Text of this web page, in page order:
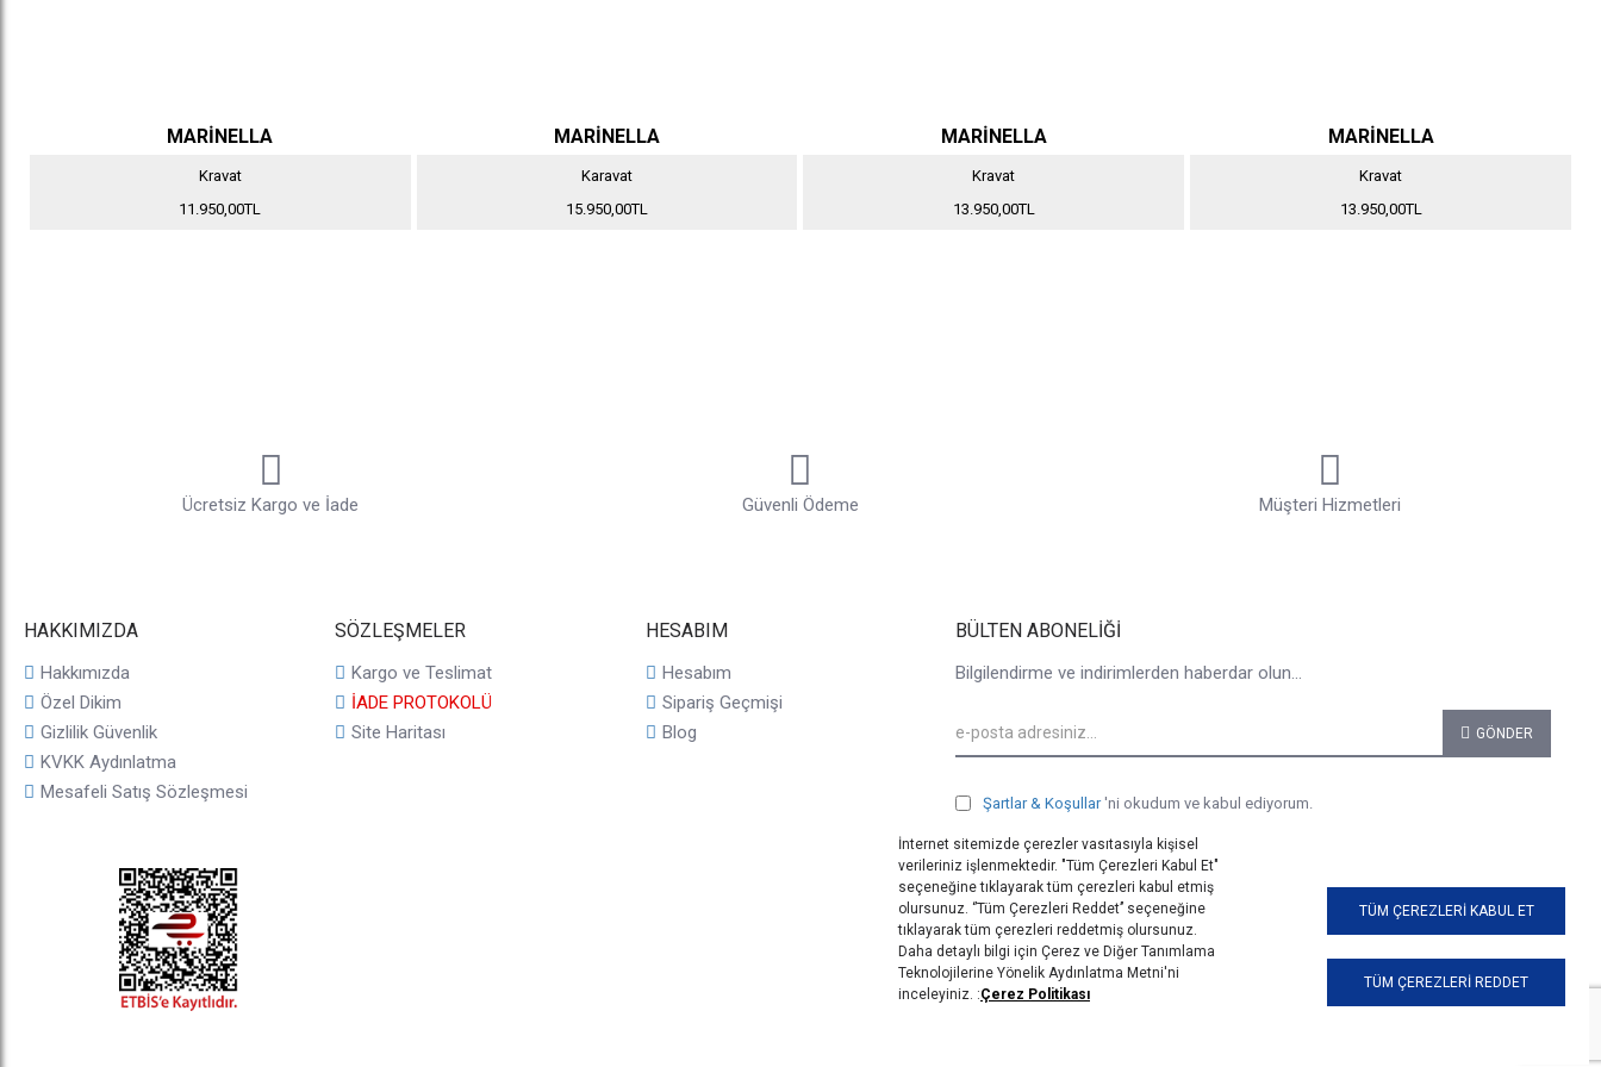
MARİNELLA
Kravat
11.950,00TL
MARİNELLA
Karavat
15.950,00TL
MARİNELLA
Kravat
13.950,00TL
MARİNELLA
Kravat
13.950,00TL
Ücretsiz Kargo ve İade Güvenli Ödeme Müşteri Hizmetleri
HAKKIMIZDA
Hakkımızda
Özel Dikim
Gizlilik Güvenlik
KVKK Aydınlatma
Mesafeli Satış Sözleşmesi
SÖZLEŞMELER
Kargo ve Teslimat
İADE PROTOKOLÜ
Site Haritası
HESABIM
Hesabım
Sipariş Geçmişi
Blog
BÜLTEN ABONELIĞI
Bilgilendirme ve indirimlerden haberdar olun...
GÖNDER
Şartlar & Koşullar 'ni okudum ve kabul ediyorum.
TÜM ÇEREZLERI KABUL ET
İnternet sitemizde çerezler vasıtasıyla kişisel
verileriniz işlenmektedir. "Tüm Çerezleri Kabul Et"
seçeneğine tıklayarak tüm çerezleri kabul etmiş
olursunuz. ‘’Tüm Çerezleri Reddet’’ seçeneğine
tıklayarak tüm çerezleri reddetmiş olursunuz.
Daha detaylı bilgi için Çerez ve Diğer Tanımlama
Teknolojilerine Yönelik Aydınlatma Metni'ni
inceleyiniz. :Çerez Politikası
TÜM ÇEREZLERI REDDET